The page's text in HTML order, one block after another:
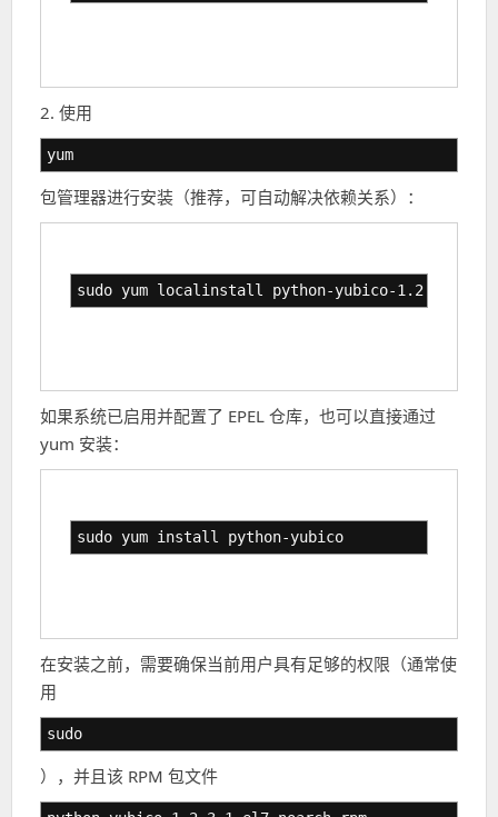
2. 使用
yum
包管理器进行安装（推荐，可自动解决依赖关系）：
sudo yum localinstall python-yubico-1.2.3-
如果系统已启用并配置了 EPEL 仓库，也可以直接通过
yum 安装：
sudo yum install python-yubico
在安装之前，需要确保当前用户具有足够的权限（通常使
用
sudo
），并且该 RPM 包文件